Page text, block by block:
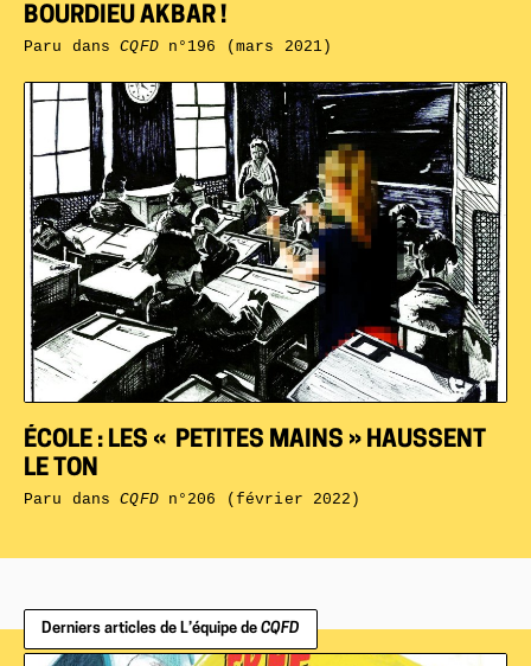
ÉCOLE : LES « PETITES MAINS » HAUSSENT
LE TON
Paru dansCQFDn°206 (février 2022)
BOURDIEU AKBAR !
Paru dansCQFDn°196 (mars 2021)
Derniers articles de L’équipe de CQFD